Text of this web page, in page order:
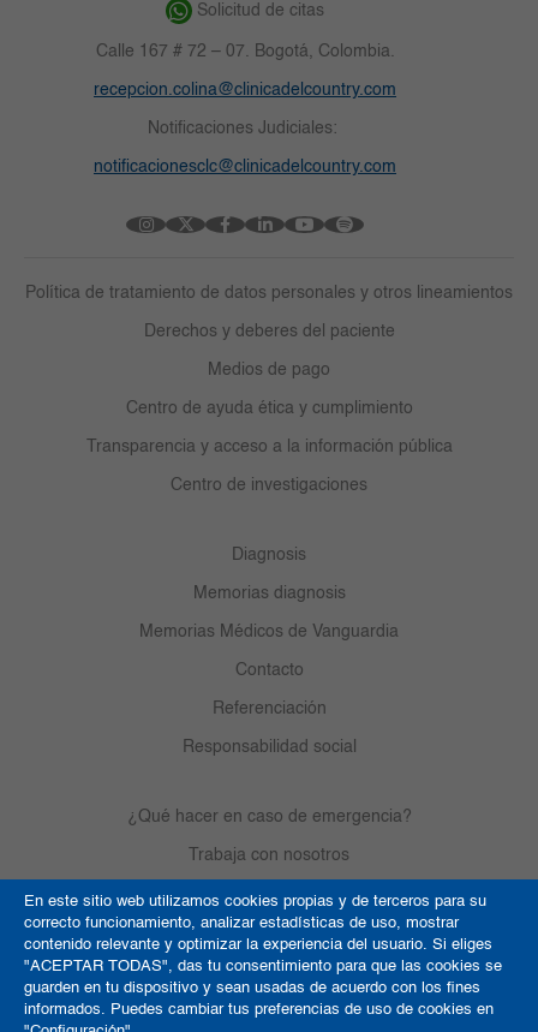
En este sitio web utilizamos cookies propias y de terceros para su
correcto funcionamiento, analizar estadísticas de uso, mostrar
contenido relevante y optimizar la experiencia del usuario. Si eliges
"ACEPTAR TODAS", das tu consentimiento para que las cookies se
guarden en tu dispositivo y sean usadas de acuerdo con los fines
informados. Puedes cambiar tus preferencias de uso de cookies en
Solicitud de citas
Calle 167 # 72 – 07. Bogotá, Colombia.
recepcion.colina@clinicadelcountry.com
Notificaciones Judiciales:
notificacionesclc@clinicadelcountry.com
Política de tratamiento de datos personales y otros lineamientos
Derechos y deberes del paciente
Medios de pago
Centro de ayuda ética y cumplimiento
Transparencia y acceso a la información pública
Centro de investigaciones
Diagnosis
Memorias diagnosis
Memorias Médicos de Vanguardia
Contacto
Referenciación
Responsabilidad social
¿Qué hacer en caso de emergencia?
Trabaja con nosotros
Derechos de autor
Política de Cookies
Términos y condiciones